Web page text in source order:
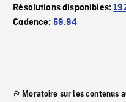
Résolutions disponibles:
Cadence: 59.94
Moratoire sur les contenus